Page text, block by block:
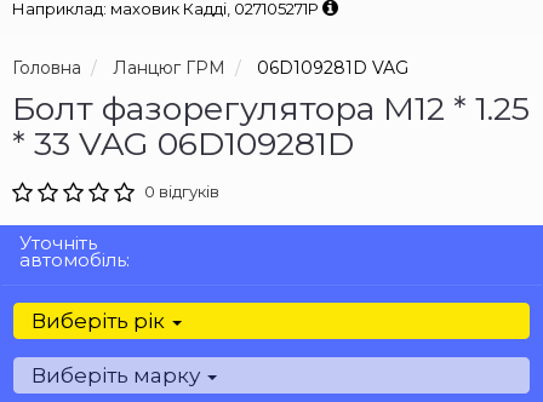
Наприклад: маховик Кадді, 027105271P
Головна Ланцюг ГРМ 06D109281D VAG
Болт фазорегулятора М12 * 1.25
* 33 VAG 06D109281D
0 відгуків
Уточніть
автомобіль:
Виберіть рік
Виберіть марку